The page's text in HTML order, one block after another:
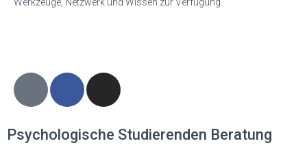
Psychologische Studierenden Beratung